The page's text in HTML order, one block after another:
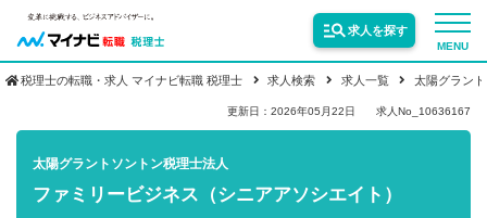
MENU
求人を探す
転職お役立ち情報
税理士の転職・求人 マイナビ転職 税理士 求人検索 求人一覧 太陽グラン
更新日：2026年05月22日 求人No_10636167
太陽グラントソントン税理士法人
ファミリービジネス（シニアアソシエイト）